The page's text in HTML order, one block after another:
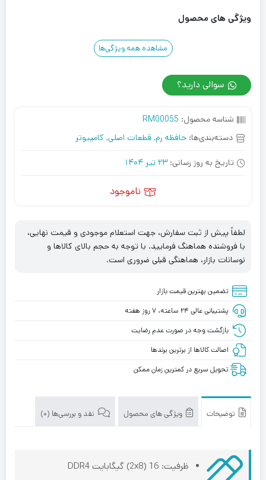
ویژگی های محصول
مشاهده همه ویژگی‌ها
سوالی دارید؟
شناسه محصول: RM00055
دسته‌بندی‌ها: حافظه رم, قطعات اصلی, کامپیوتر
تاریخ به روز رسانی:23 تیر 1404
ناموجود
لطفاً پیش از ثبت سفارش، جهت استعلام موجودی و قیمت نهایی،
با فروشنده هماهنگ فرمایید. با توجه به حجم بالای کالاها و
نوسانات بازار، هماهنگی قبلی ضروری است.
تضمین بهترین قیمت بازار
پشتیبانی عالی ۲۴ ساعته، ۷ روز هفته
بازگشت وجه در صورت عدم رضایت
اصالت کالاها از برترین برندها
تحویل سریع در کمترین زمان ممکن
توضیحات ویژگی های محصول نقد و بررسی‌ها (0)
ظرفیت: 16 (2x8) گیگابایت DDR4